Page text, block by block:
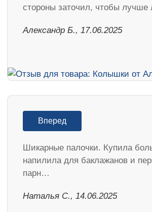
стороны заточил, чтобы лучше
Александр Б., 17.06.2025
Вперед
Шикарные палочки. Купила
напилила для баклажанов и
парн…
Наталья С., 14.06.2025